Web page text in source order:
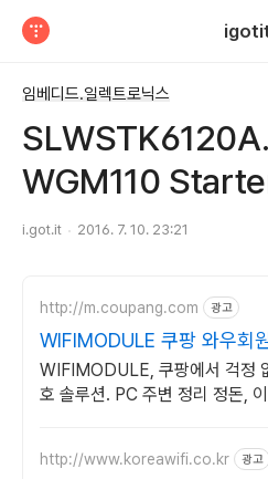
임베디드.일렉트로닉스
WGM110
i.got.it 2016. 7. 10. 23:21
http://m.coupang.com 광고
WIFIMODULE 쿠팡 와우회
WIFIMODULE, 쿠팡에서 걱정
호 솔루션. PC 주변 정리 정돈,
http://www.koreawifi.co.kr 광고